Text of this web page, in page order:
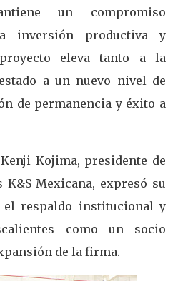
un compromiso
inversión productiva y
eleva tanto a la
a un nuevo nivel de
de permanencia y éxito a
Kojima, presidente de
K&S Mexicana, expresó su
el respaldo institucional y
como un socio
de la firma.